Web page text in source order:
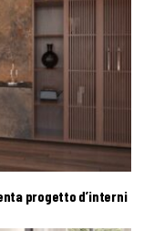
progetto d’interni